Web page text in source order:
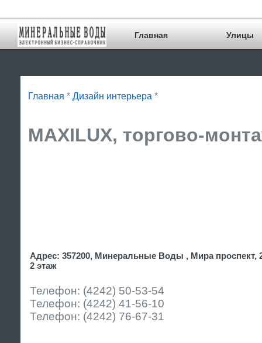
Главная Улицы
Главная * Дизайн интерьера *
MAXILUX, торгово-
Адрес: 357200, Минеральные Воды , Мира проспект,
2 этаж
Телефон: (4242) 50-53-54
Телефон: (4242) 41-56-10
Телефон: (4242) 76-67-31